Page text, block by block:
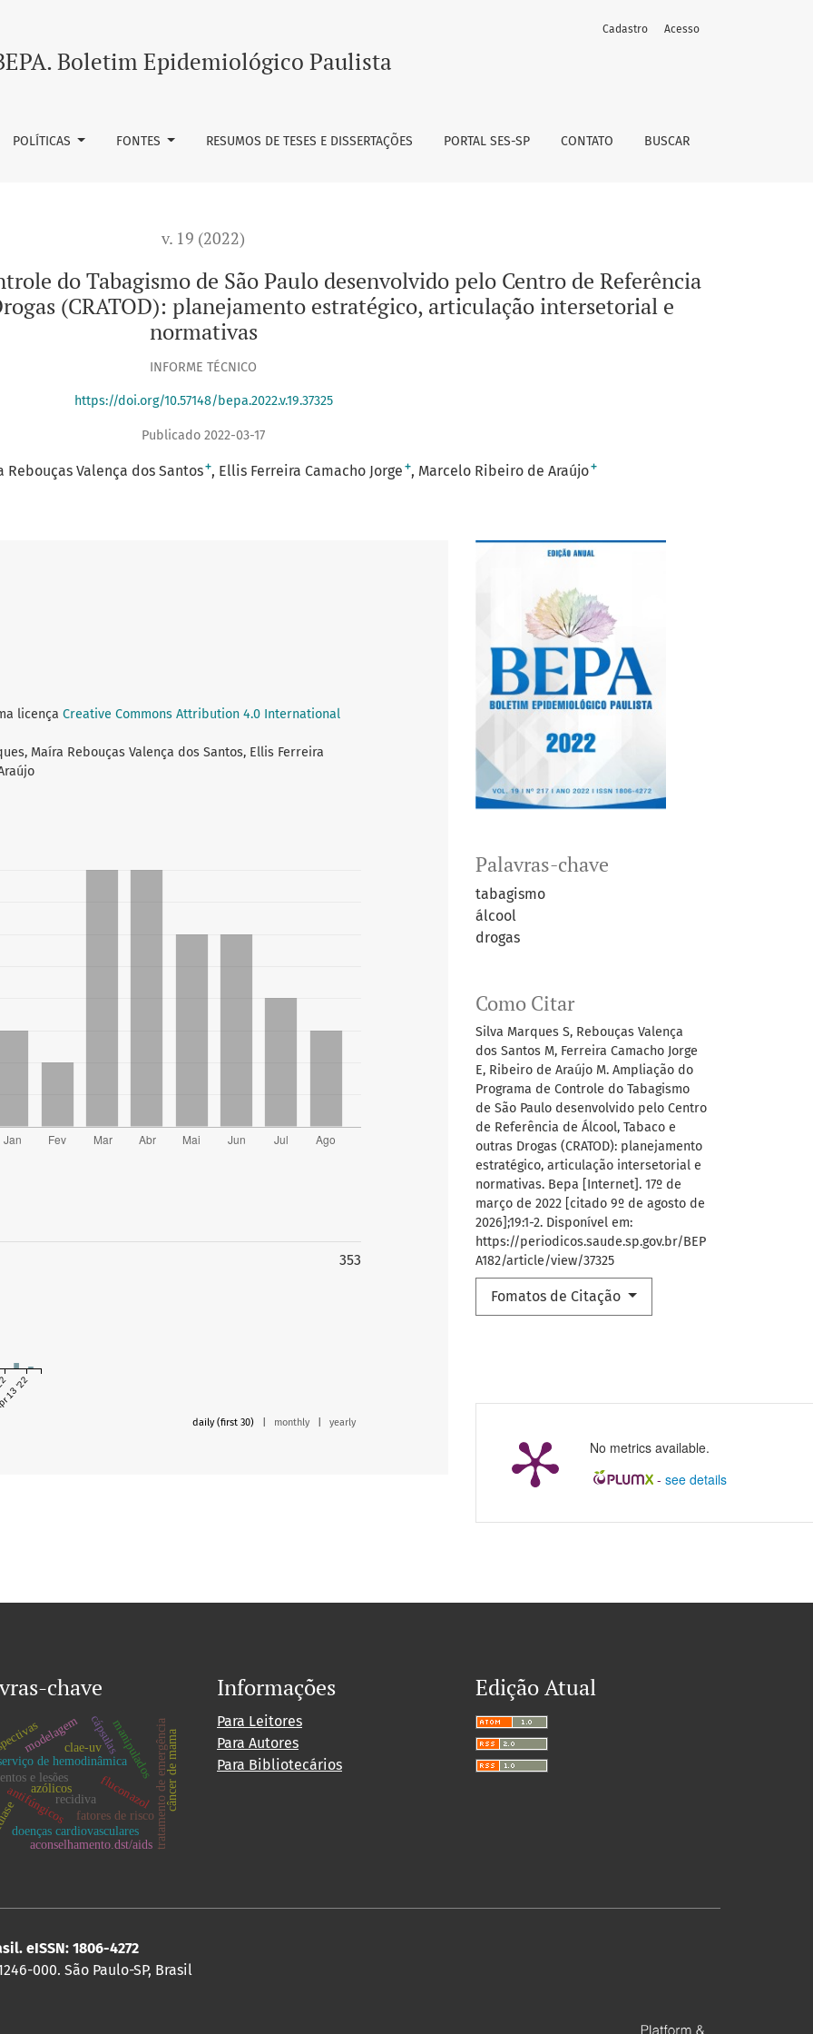
de São Paulo desenvolvido pelo Centro de Referência de Álcool, Tabaco e outras Drogas (CRATOD): planejamento
Boletim Epidemiológico Paulista
POLÍTICAS FONTES RESUMOS DE TESES E DISSERTAÇÕES PORTAL SES-SP CONTATO BUSCAR
Cadastro Acesso
v. 19 (2022)
do Tabagismo de São Paulo desenvolvido pelo Centro de Referência
(CRATOD): planejamento estratégico, articulação intersetorial e
normativas
INFORME TÉCNICO
https://doi.org/10.57148/bepa.2022.v.19.37325
Publicado 2022-03-17
Rebouças Valença dos Santos+ Ellis Ferreira Camacho Jorge + Marcelo Ribeiro de Araújo+
Palavras-chave
tabagismo
álcool
drogas
Como Citar
Silva Marques S, Rebouças Valença
dos Santos M, Ferreira Camacho Jorge
E, Ribeiro de Araújo M. Ampliação do
Programa de Controle do Tabagismo
de São Paulo desenvolvido pelo Centro
de Referência de Álcool, Tabaco e
outras Drogas (CRATOD): planejamento
estratégico, articulação intersetorial e
normativas. Bepa [Internet]. 17º de
março de 2022 [citado 9º de agosto de
2026];19:1-2. Disponível em:
https://periodicos.saude.sp.gov.br/BEP
A182/article/view/37325
Fomatos de Citação
No metrics available.
- see details
licença Creative Commons Attribution 4.0 International
Maíra Rebouças Valença dos Santos, Ellis Ferreira
353
'22
daily (first 30) monthly yearly
chave
de hemodinâmica
cápsulas
e lesões
clae-uv
azólicos fluconazol
antifúngicos
manipuladostratamento de emergência
fatores de risco
câncer de mama
doenças cardiovasculares
modelagem
recidiva
aconselhamento.dst/aids
Informações
Para Leitores
Para Autores
Para Bibliotecários
Edição Atual
eISSN: 1806-4272
000. São Paulo-SP, Brasil